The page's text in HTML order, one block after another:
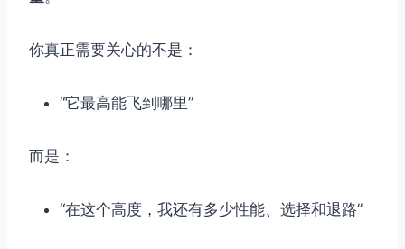
你真正需要关心的不是：
“它最高能飞到哪里”
而是：
“在这个高度，我还有多少性能、选择和退路”